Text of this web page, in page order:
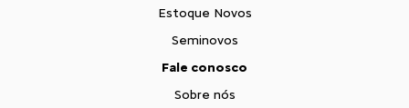
Estoque Novos
Seminovos
Fale conosco
Sobre nós